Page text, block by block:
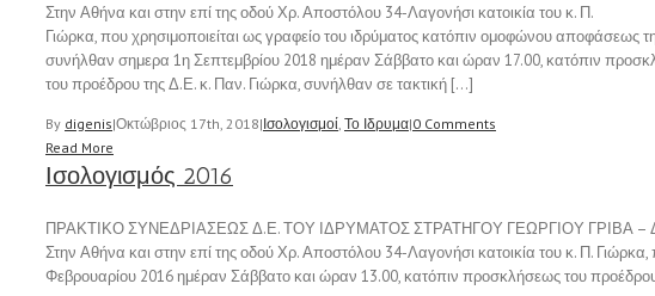
Στην Αθήνα και στην επί της οδού Χρ. Αποστόλου 34-Λαγονήσι κατοικία του κ. Π.
Γιώρκα, που χρησιμοποιείται ως γραφείο του ιδρύματος κατόπιν ομοφώνου αποφάσεως
συνήλθαν σημερα 1η Σεπτεμβρίου 2018 ημέραν Σάββατο και ώραν 17.00, κατόπιν
του προέδρου της Δ.Ε. κ. Παν. Γιώρκα, συνήλθαν σε τακτική […]
By digenis|Οκτώβριος 17th, 2018|Ισολογισμοί Το Ιδρυμα|0 Comments
Read More
Ισολογισμός 2016
ΠΡΑΚΤΙΚΟ ΣΥΝΕΔΡΙΑΣΕΩΣ Δ.Ε. ΤΟΥ ΙΔΡΥΜΑΤΟΣ ΣΤΡΑΤΗΓΟΥ ΓΕΩΡΓΙΟΥ ΓΡΙΒΑ –
Στην Αθήνα και στην επί της οδού Χρ. Αποστόλου 34-Λαγονήσι κατοικία του κ. Π.
Φεβρουαρίου 2016 ημέραν Σάββατο και ώραν 13.00, κατόπιν προσκλήσεως του